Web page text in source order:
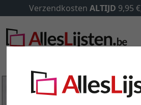
Verzendkosten ALTIJD 9,95 €